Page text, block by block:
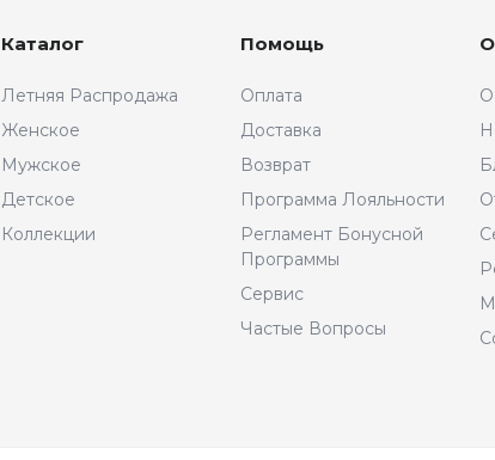
Каталог
Летняя Распродажа
Женское
Мужское
Детское
Коллекции
Помощь
Оплата
Доставка
Возврат
Программа Лояльности
Регламент Бонусной
Программы
Сервис
Частые Вопросы